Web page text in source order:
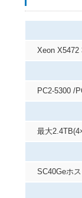
Xeon X5472
PC2-5300 /
最大
SC40Geホ